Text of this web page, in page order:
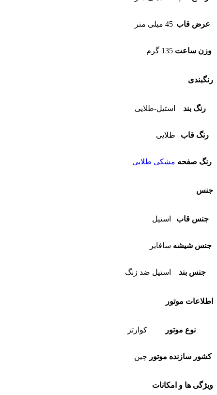
عرض قاب 45 میلی متر
وزن ساعت 135 گرم
رنگبندی
رنگ بند استیل-طلایی
رنگ قاب طلایی
رنگ صفحه مشکی طلایی
جنس
جنس قاب استیل
جنس شیشه سافایر
جنس بند استیل ضد زنگ
اطلاعات موتور
نوع موتور کوارتز
کشور سازنده موتور چین
ویژگی ها و امکانات